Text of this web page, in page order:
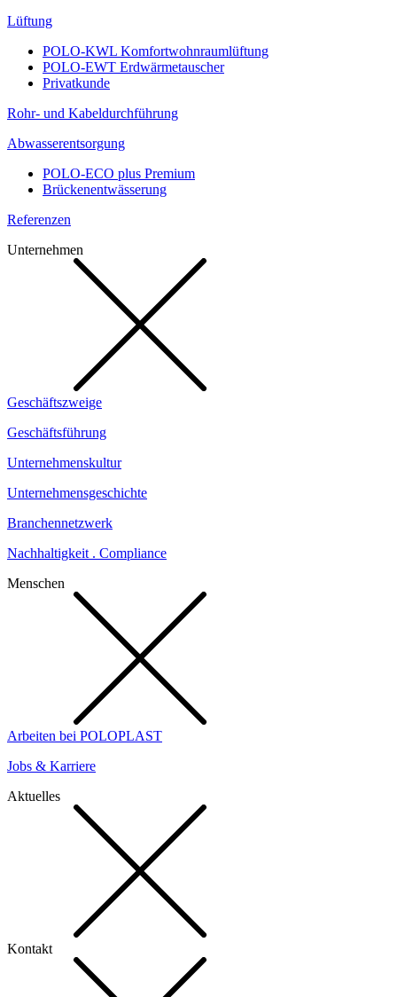
Lüftung
POLO-KWL Komfortwohnraumlüftung
POLO-EWT Erdwärmetauscher
Privatkunde
Rohr- und Kabeldurchführung
Abwasserentsorgung
POLO-ECO plus Premium
Brückenentwässerung
Referenzen
Unternehmen
Geschäftszweige
Geschäftsführung
Unternehmenskultur
Unternehmensgeschichte
Branchennetzwerk
Nachhaltigkeit . Compliance
Menschen
Arbeiten bei POLOPLAST
Jobs & Karriere
Aktuelles
Kontakt